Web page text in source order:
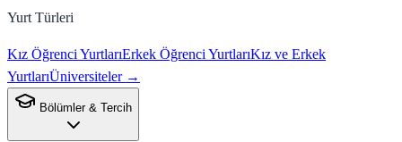
Yurt Türleri
Kız Öğrenci YurtlarıErkek Öğrenci YurtlarıKız ve Erkek
YurtlarıÜniversiteler →
Bölümler & Tercih